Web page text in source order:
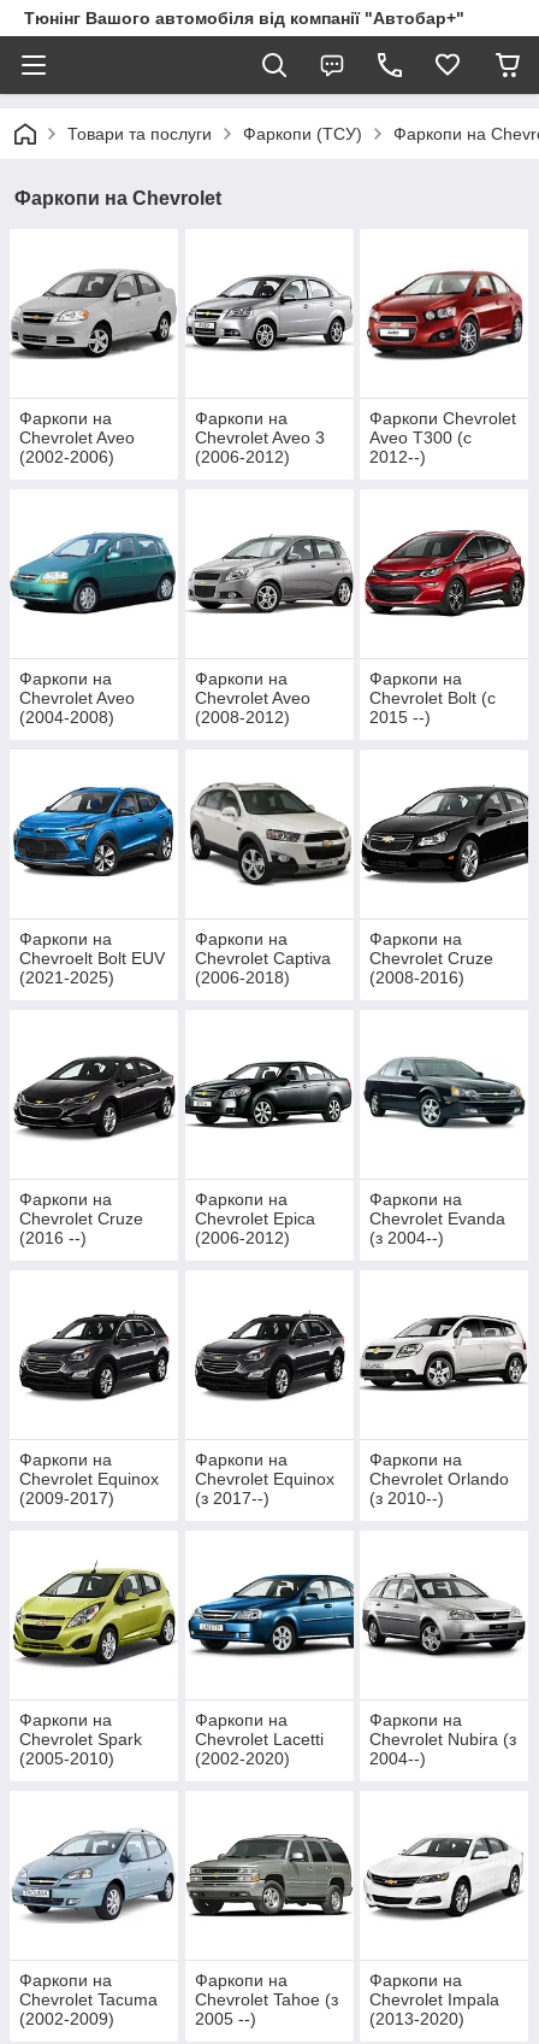
Тюнінг Вашого автомобіля від компанії "Автобар+"
Товари та послуги Фаркопи (ТСУ) Фаркопи на
Фаркопи на Chevrolet
Фаркопи на
Chevrolet Aveo
(2002-2006)
Фаркопи на
Chevrolet Aveo 3
(2006-2012)
Фаркопи Chevrolet
Aveo T300 (c
2012--)
Фаркопи на
Chevrolet Aveo
(2004-2008)
Фаркопи на
Chevrolet Aveo
(2008-2012)
Фаркопи на
Chevrolet Bolt (c
2015 --)
Фаркопи на
Chevroelt Bolt EUV
(2021-2025)
Фаркопи на
Chevrolet Captiva
(2006-2018)
Фаркопи на
Chevrolet Cruze
(2008-2016)
Фаркопи на
Chevrolet Cruze
(2016 --)
Фаркопи на
Chevrolet Epica
(2006-2012)
Фаркопи на
Chevrolet Evanda
(з 2004--)
Фаркопи на
Chevrolet Equinox
(2009-2017)
Фаркопи на
Chevrolet Equinox
(з 2017--)
Фаркопи на
Chevrolet Orlando
(з 2010--)
Фаркопи на
Chevrolet Spark
(2005-2010)
Фаркопи на
Chevrolet Lacetti
(2002-2020)
Фаркопи на
Chevrolet Nubira (з
2004--)
Фаркопи на
Chevrolet Tacuma
(2002-2009)
Фаркопи на
Chevrolet Tahoe (з
2005 --)
Фаркопи на
Chevrolet Impala
(2013-2020)